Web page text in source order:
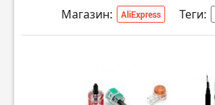
Магазин: AliExpress Теги: